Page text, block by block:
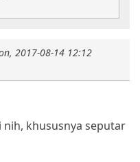
2017-08-14 12:12
khususnya seputar